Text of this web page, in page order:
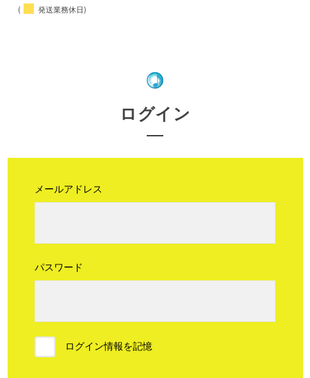
( 発送業務休日)
ログイン
メールアドレス
パスワード
ログイン情報を記憶